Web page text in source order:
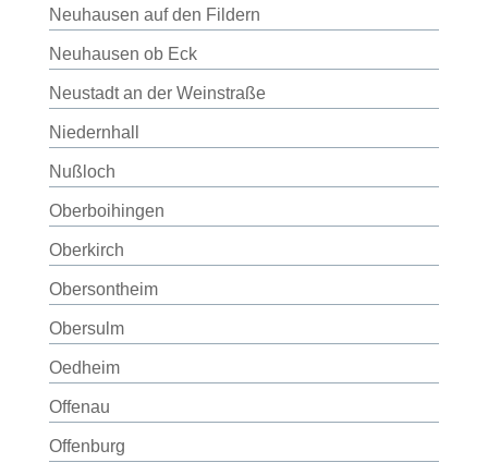
Neuhausen auf den Fildern
Neuhausen ob Eck
Neustadt an der Weinstraße
Niedernhall
Nußloch
Oberboihingen
Oberkirch
Obersontheim
Obersulm
Oedheim
Offenau
Offenburg